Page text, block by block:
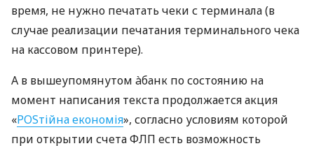
время, не нужно печатать чеки с терминала (в
случае реализации печатания терминального чека
на кассовом принтере).
А в вышеупомянутом àбанк по состоянию на
момент написания текста продолжается акция
«POSтійна економія», согласно условиям которой
при открытии счета ФЛП есть возможность